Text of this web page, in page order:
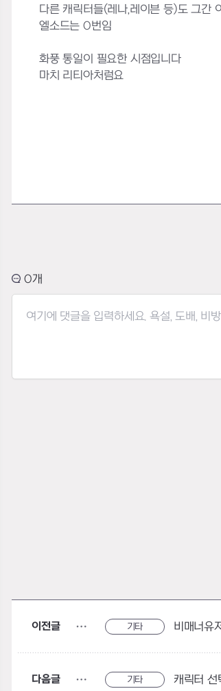
다른 캐릭터들(레나,레이븐 등)도 그간
엘소드는 0번임
화풍 통일이 필요한 시점입니다
마치 리티아처럼요
0
이전글 기타 비매너유
다음글 기타 캐릭터 선